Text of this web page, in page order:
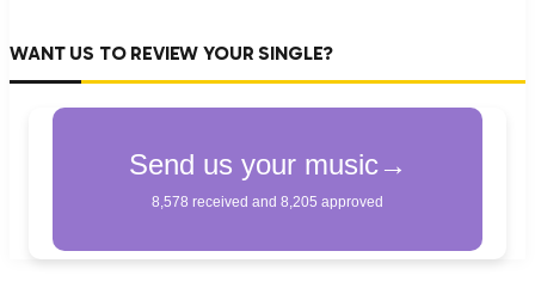
WANT US TO REVIEW YOUR SINGLE?